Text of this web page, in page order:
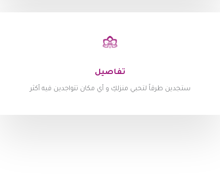
تفاصيل
ستجدين طرقاً لتحبي منزلكِ و أي مكان تتواجدين فيه أكثر